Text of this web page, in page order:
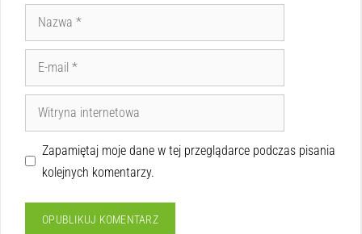
Zapamiętaj moje dane w tej przeglądarce podczas pisania
kolejnych komentarzy.